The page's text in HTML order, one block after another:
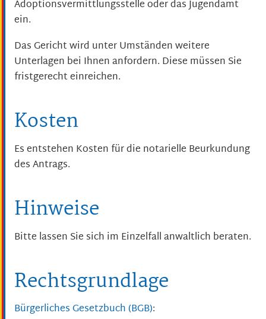
Adoptionsvermittlungsstelle oder das Jugendamt
ein.
Das Gericht wird unter Umständen weitere
Unterlagen bei Ihnen anfordern. Diese müssen Sie
fristgerecht einreichen.
Kosten
Es entstehen Kosten für die notarielle Beurkundung
des Antrags.
Hinweise
Bitte lassen Sie sich im Einzelfall anwaltlich beraten.
Rechtsgrundlage
Bürgerliches Gesetzbuch (BGB):